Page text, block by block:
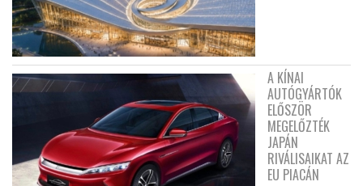
A KÍNAI
AUTÓGYÁRTÓK
ELŐSZÖR
MEGELŐZTÉK
JAPÁN
RIVÁLISAIKAT AZ
EU PIACÁN